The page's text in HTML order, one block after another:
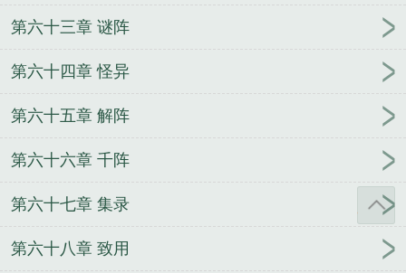
第六十三章 谜阵
第六十四章 怪异
第六十五章 解阵
第六十六章 千阵
第六十七章 集录
第六十八章 致用